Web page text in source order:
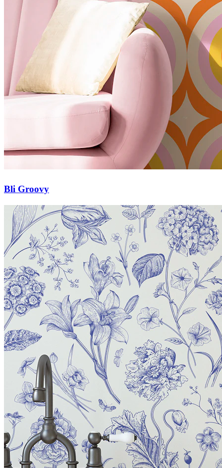
Bli Groovy